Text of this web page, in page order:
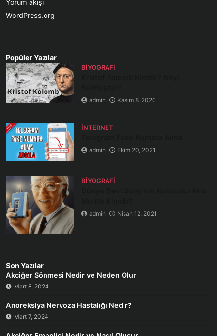
Yorum akışı
WordPress.org
Popüler Yazılar
BIYOGRAFI
admin Kasım 8, 2020
İNTERNET
admin Ekim 20, 2021
BIYOGRAFI
admin Nisan 12, 2021
Son Yazılar
Akciğer Sönmesi Nedir ve Neden Olur
Mart 8, 2024
Anoreksiya Nervoza Hastalığı Nedir?
Mart 7, 2024